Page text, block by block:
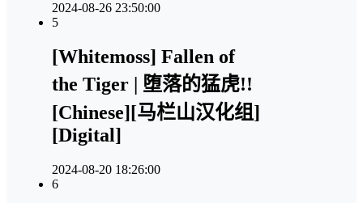
2024-08-26 23:50:00
5
[Whitemoss] Fallen of
the Tiger | 堕落的猛虎!!
[Chinese][马栏山汉化组]
[Digital]
2024-08-20 18:26:00
6